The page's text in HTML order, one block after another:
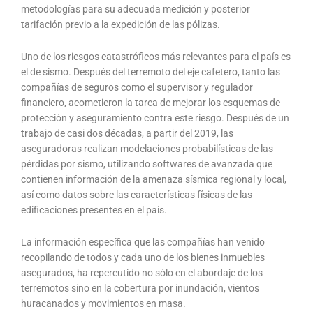
metodologías para su adecuada medición y posterior
tarifación previo a la expedición de las pólizas.
Uno de los riesgos catastróficos más relevantes para el país es
el de sismo. Después del terremoto del eje cafetero, tanto las
compañías de seguros como el supervisor y regulador
financiero, acometieron la tarea de mejorar los esquemas de
protección y aseguramiento contra este riesgo. Después de un
trabajo de casi dos décadas, a partir del 2019, las
aseguradoras realizan modelaciones probabilísticas de las
pérdidas por sismo, utilizando softwares de avanzada que
contienen información de la amenaza sísmica regional y local,
así como datos sobre las características físicas de las
edificaciones presentes en el país.
La información específica que las compañías han venido
recopilando de todos y cada uno de los bienes inmuebles
asegurados, ha repercutido no sólo en el abordaje de los
terremotos sino en la cobertura por inundación, vientos
huracanados y movimientos en masa.